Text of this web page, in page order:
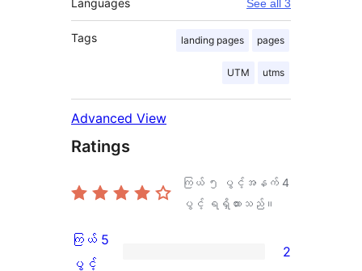
Languages See all 3
Tags landing pages pages
UTM utms
Advanced View
Ratings
ကြယ် ၅ ပွင့်အနက် 4
ပွင့် ရရှိထားသည်။
ကြယ်
ကြယ် 5
ပွင့်
2